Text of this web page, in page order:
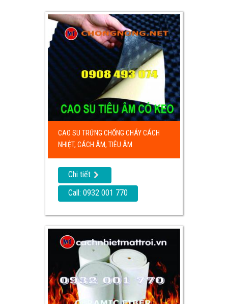
CAO SU TRỨNG CHỐNG CHÁY CÁCH
NHIỆT, CÁCH ÂM, TIÊU ÂM
Chi tiết
Call: 0932 001 770